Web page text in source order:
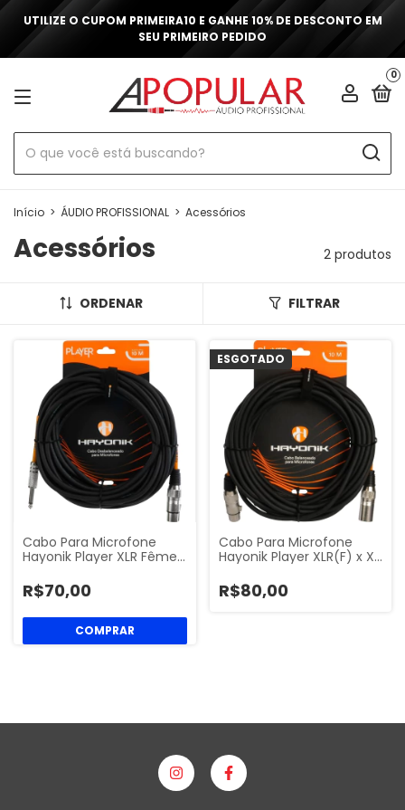
UTILIZE O CUPOM PRIMEIRA10 E GANHE 10% DE DESCONTO EM
SEU PRIMEIRO PEDIDO
0
Início > ÁUDIO PROFISSIONAL > Acessórios
Acessórios 2 produtos
ORDENAR FILTRAR
Cabo Para Microfone
Hayonik Player XLR Fême…
R$70,00
ESGOTADO
Cabo Para Microfone
Hayonik Player XLR(F) x X…
R$80,00